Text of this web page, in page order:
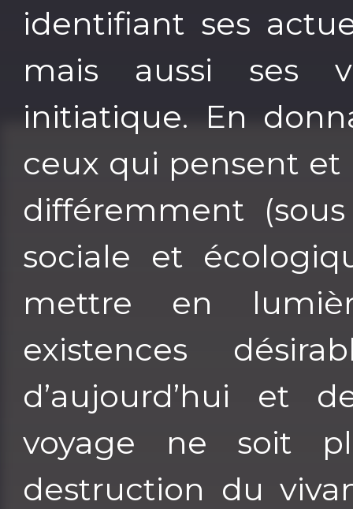
identifiant ses
mais aussi ses
initiatique. En
ceux qui pensent
différemment
sociale et
mettre en
existences
d’aujourd’hui et
voyage ne soit
destruction du